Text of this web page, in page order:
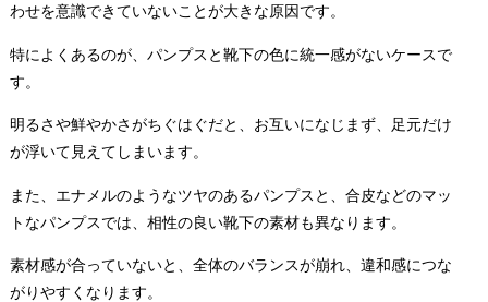
わせを意識できていないことが大きな原因です。
特によくあるのが、パンプスと靴下の色に統一感がないケースで
す。
明るさや鮮やかさがちぐはぐだと、お互いになじまず、足元だけ
が浮いて見えてしまいます。
また、エナメルのようなツヤのあるパンプスと、合皮などのマッ
トなパンプスでは、相性の良い靴下の素材も異なります。
素材感が合っていないと、全体のバランスが崩れ、違和感につな
がりやすくなります。